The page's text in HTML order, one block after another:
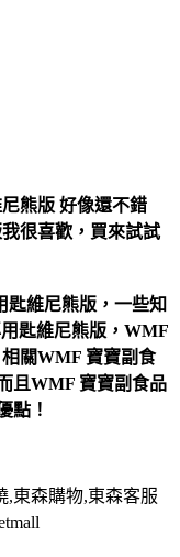
熊版 好像還不錯
我很喜歡，買來試試
匙維尼熊版，一些知
匙維尼熊版，WMF
關WMF 寶寶副食
且WMF 寶寶副食品
點！
,東森購物,東森客服